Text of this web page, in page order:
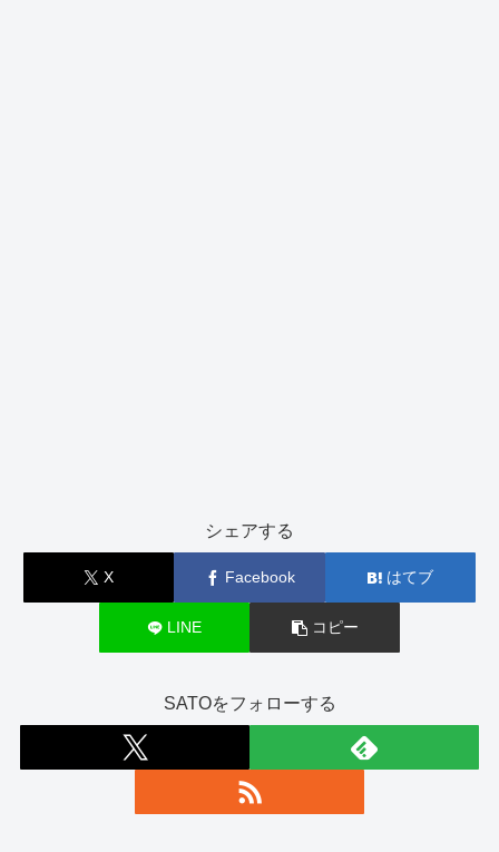
シェアする
X Facebook はてブ
LINE コピー
SATOをフォローする